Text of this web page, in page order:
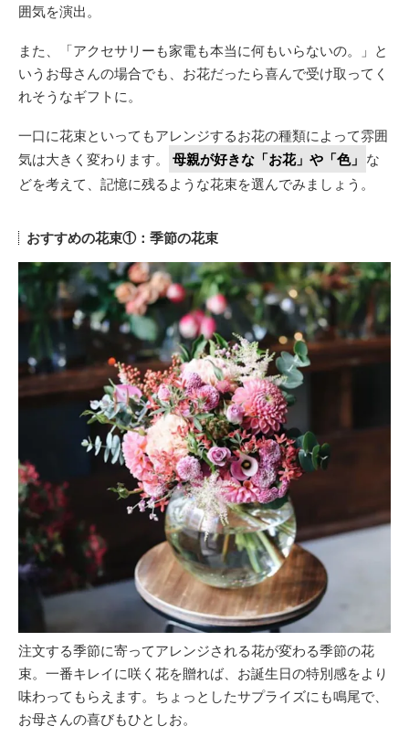
囲気を演出。
また、「アクセサリーも家電も本当に何もいらないの。」と
いうお母さんの場合でも、お花だったら喜んで受け取ってく
れそうなギフトに。
一口に花束といってもアレンジするお花の種類によって雰囲
気は大きく変わります。
母親が好きな「お花」や「色」 な
どを考えて、記憶に残るような花束を選んでみましょう。
おすすめの花束①：季節の花束
注文する季節に寄ってアレンジされる花が変わる季節の花
束。一番キレイに咲く花を贈れば、お誕生日の特別感をより
味わってもらえます。ちょっとしたサプライズにも鳴尾で、
お母さんの喜びもひとしお。